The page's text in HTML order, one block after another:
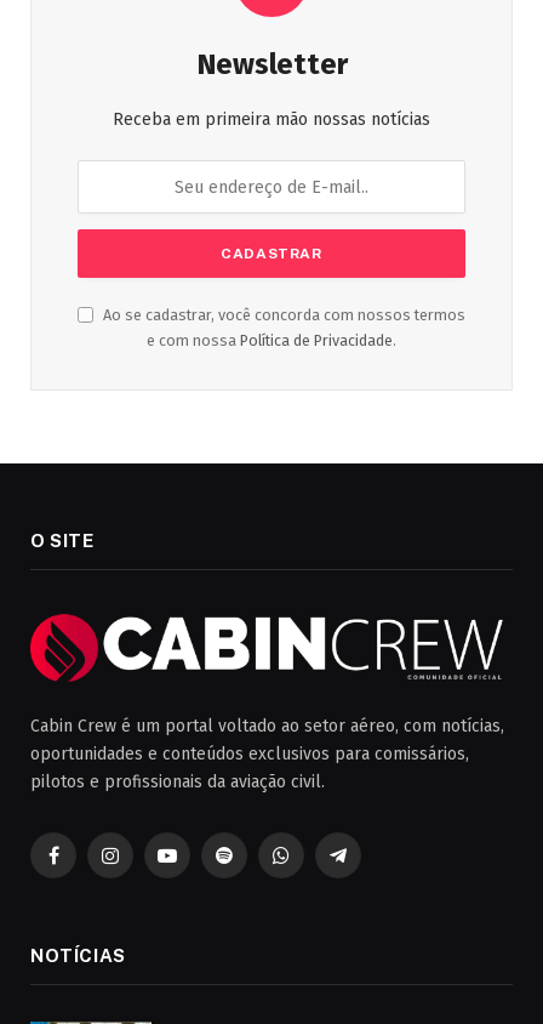
Newsletter
Receba em primeira mão nossas notícias
Ao se cadastrar, você concorda com nossos termos
e com nossa Política de Privacidade.
O SITE
Cabin Crew é um portal voltado ao setor aéreo, com notícias,
oportunidades e conteúdos exclusivos para comissários,
pilotos e profissionais da aviação civil.
FacebookInstagramYouTubeSpotifyWhatsAppTelegrama
NOTÍCIAS